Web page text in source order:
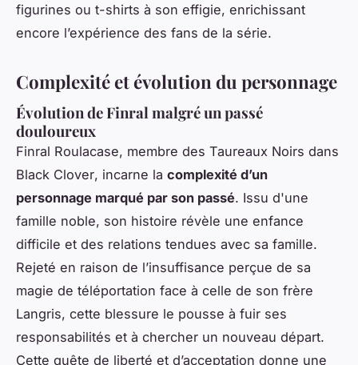
figurines ou t-shirts à son effigie, enrichissant
encore l’expérience des fans de la série.
Complexité et évolution du personnage
Évolution de Finral malgré un passé
douloureux
Finral Roulacase, membre des Taureaux Noirs dans
Black Clover, incarne la complexité d’un
personnage marqué par son passé. Issu d'une
famille noble, son histoire révèle une enfance
difficile et des relations tendues avec sa famille.
Rejeté en raison de l’insuffisance perçue de sa
magie de téléportation face à celle de son frère
Langris, cette blessure le pousse à fuir ses
responsabilités et à chercher un nouveau départ.
Cette quête de liberté et d’acceptation donne une